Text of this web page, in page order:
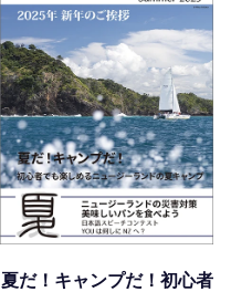
夏だ！キャンプだ！初心者